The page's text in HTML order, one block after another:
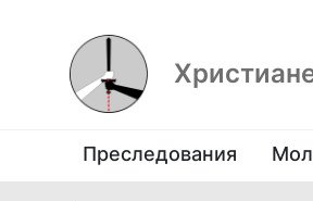
Преследования